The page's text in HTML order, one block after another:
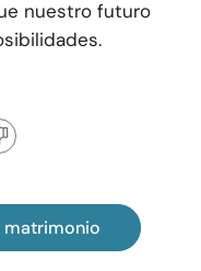
nuestro futuro
matrimonio